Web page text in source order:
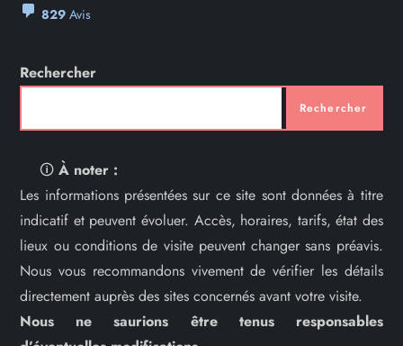
829 Avis
Rechercher
Rechercher
🛈À noter :
Les informations présentées sur ce site sont données à titre
indicatif et peuvent évoluer. Accès, horaires, tarifs, état des
lieux ou conditions de visite peuvent changer sans préavis.
Nous vous recommandons vivement de vérifier les détails
directement auprès des sites concernés avant votre visite.
Nous ne saurions être tenus responsables